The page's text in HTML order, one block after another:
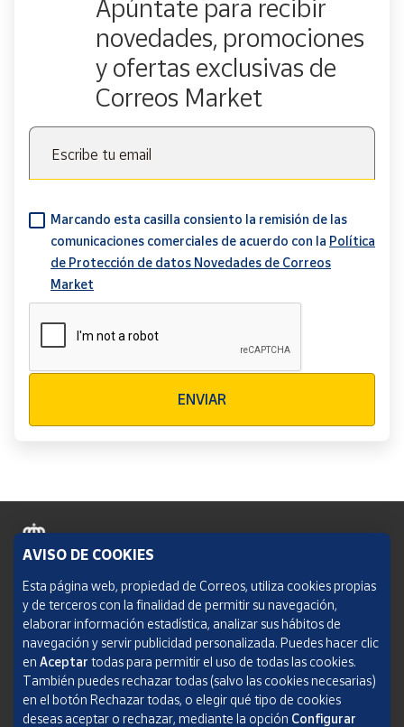
Apúntate para recibir
novedades, promociones
y ofertas exclusivas de
Correos Market
Escribe tu email
Marcando esta casilla consiento la remisión de las
comunicaciones comerciales de acuerdo con la Política
de Protección de datos Novedades de Correos
Market
ENVIAR
Política de cookies
Aviso legal
Condiciones del servicio
Política de Privacidad Web
AVISO DE COOKIES
Esta página web, propiedad de Correos, utiliza cookies propias
y de terceros con la finalidad de permitir su navegación,
elaborar información estadística, analizar sus hábitos de
navegación y servir publicidad personalizada. Puedes hacer clic
en Aceptar todas para permitir el uso de todas las cookies.
También puedes rechazar todas (salvo las cookies necesarias)
en el botón Rechazar todas, o elegir qué tipo de cookies
deseas aceptar o rechazar, mediante la opción Configurar